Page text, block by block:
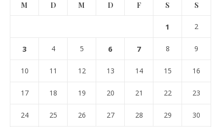
M D M D F S S
1 2
3 4 5 6 7 8 9
10 11 12 13 14 15 16
17 18 19 20 21 22 23
24 25 26 27 28 29 30